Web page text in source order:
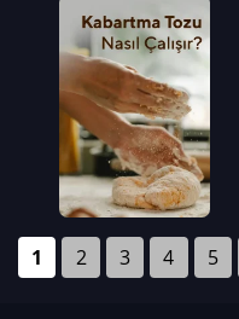
1 2 3 4 5